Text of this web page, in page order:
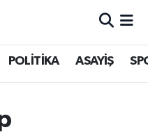
POLİTİKA ASAYİŞ